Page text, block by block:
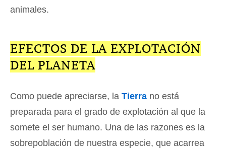
animales.
EFECTOS DE LA EXPLOTACIÓN
DEL PLANETA
Como puede apreciarse, la Tierra no está
preparada para el grado de explotación al que la
somete el ser humano. Una de las razones es la
sobrepoblación de nuestra especie, que acarrea